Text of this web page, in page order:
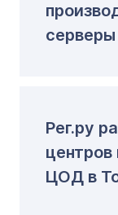
серверы
Рег.ру
центров
ЦОД в